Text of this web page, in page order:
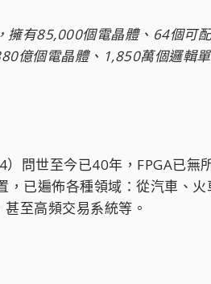
擁有85,000個電晶體、64個可
億個電晶體、1,850萬個邏輯
）問世至今已40年，FPGA已
，已遍佈各種領域：從汽車、
至高頻交易系統等。